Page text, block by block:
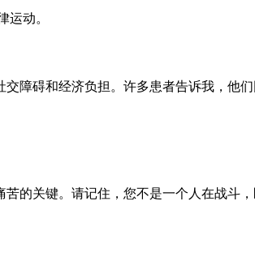
运动。
障碍和经济负担。许多患者告诉我，他
的关键。请记住，您不是一个人在战斗